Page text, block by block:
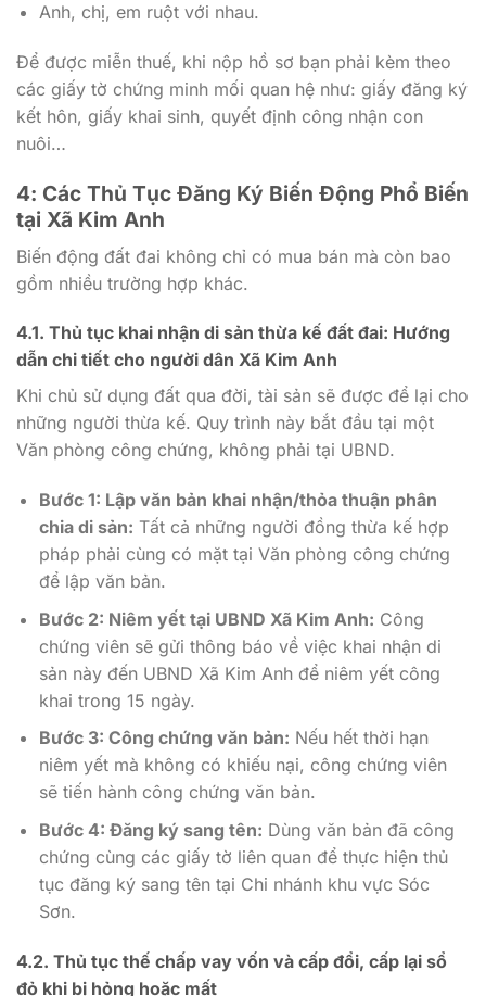
Anh, chị, em ruột với nhau.
Để được miễn thuế, khi nộp hồ sơ bạn phải kèm theo
các giấy tờ chứng minh mối quan hệ như: giấy đăng ký
kết hôn, giấy khai sinh, quyết định công nhận con
nuôi…
4: Các Thủ Tục Đăng Ký Biến Động Phổ Biến
tại Xã Kim Anh
Biến động đất đai không chỉ có mua bán mà còn bao
gồm nhiều trường hợp khác.
4.1. Thủ tục khai nhận di sản thừa kế đất đai: Hướng
dẫn chi tiết cho người dân Xã Kim Anh
Khi chủ sử dụng đất qua đời, tài sản sẽ được để lại cho
những người thừa kế. Quy trình này bắt đầu tại một
Văn phòng công chứng, không phải tại UBND.
Bước 1: Lập văn bản khai nhận/thỏa thuận phân
chia di sản: Tất cả những người đồng thừa kế hợp
pháp phải cùng có mặt tại Văn phòng công chứng
để lập văn bản.
Bước 2: Niêm yết tại UBND Xã Kim Anh: Công
chứng viên sẽ gửi thông báo về việc khai nhận di
sản này đến UBND Xã Kim Anh để niêm yết công
khai trong 15 ngày.
Bước 3: Công chứng văn bản: Nếu hết thời hạn
niêm yết mà không có khiếu nại, công chứng viên
sẽ tiến hành công chứng văn bản.
Bước 4: Đăng ký sang tên: Dùng văn bản đã công
chứng cùng các giấy tờ liên quan để thực hiện thủ
tục đăng ký sang tên tại Chi nhánh khu vực Sóc
Sơn.
4.2. Thủ tục thế chấp vay vốn và cấp đổi, cấp lại sổ
đỏ khi bị hỏng hoặc mất